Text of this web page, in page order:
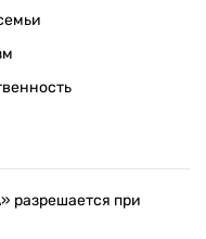
разрешается при